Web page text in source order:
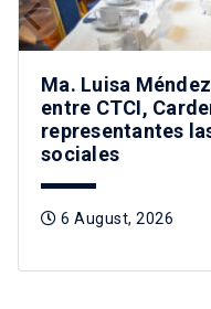
Ma. Luisa
entre CTCI,
representantes
sociales
6 August, 2026